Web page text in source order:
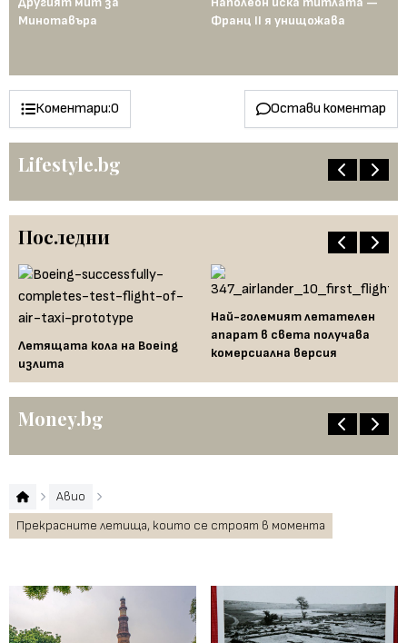
Минотавъра
Франц II я унищожава
Коментари:0 Остави коментар
Lifestyle.bg
Последни
Летящата кола на Boeing
излита
Най-големият летателен
апарат в света получава
комерсиална версия
Money.bg
Авио
Прекрасните летища, които се строят в момента